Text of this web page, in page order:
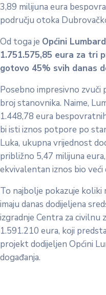
3,89 milijuna eura
području otoka
Od toga je Općini
1.751.575,85 eura za tri
gotovo 45% svih danas
Posebno impresivno zvuči
broj stanovnika. Naime,
1.448,78 eura
bi isti iznos potpore po
Luka, ukupna vrijednost
približno 5,47 milijuna
ekvivalentan iznos bio veći
To najbolje pokazuje koliki
imaju danas dodijeljena
izgradnje Centra za civilnu
1.591.210 eura, koji
projekt dodijeljen Općini
događanja.